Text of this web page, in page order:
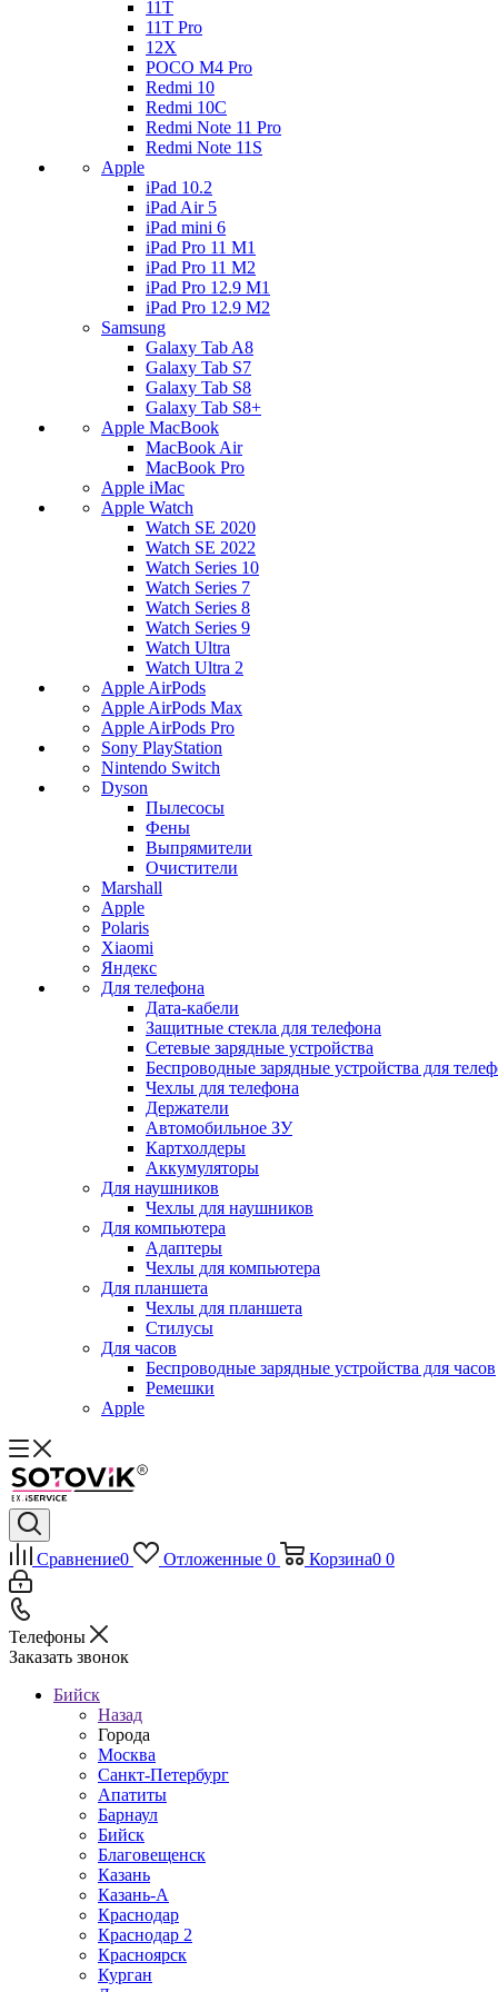
11T
11T Pro
12X
POCO M4 Pro
Redmi 10
Redmi 10C
Redmi Note 11 Pro
Redmi Note 11S
Apple
iPad 10.2
iPad Air 5
iPad mini 6
iPad Pro 11 M1
iPad Pro 11 M2
iPad Pro 12.9 M1
iPad Pro 12.9 M2
Samsung
Galaxy Tab A8
Galaxy Tab S7
Galaxy Tab S8
Galaxy Tab S8+
Apple MacBook
MacBook Air
MacBook Pro
Apple iMac
Apple Watch
Watch SE 2020
Watch SE 2022
Watch Series 10
Watch Series 7
Watch Series 8
Watch Series 9
Watch Ultra
Watch Ultra 2
Apple AirPods
Apple AirPods Max
Apple AirPods Pro
Sony PlayStation
Nintendo Switch
Dyson
Пылесосы
Фены
Выпрямители
Очистители
Marshall
Apple
Polaris
Xiaomi
Яндекс
Для телефона
Дата-кабели
Защитные стекла для телефона
Сетевые зарядные устройства
Беспроводные зарядные устройства для
Чехлы для телефона
Держатели
Автомобильное ЗУ
Картхолдеры
Аккумуляторы
Для наушников
Чехлы для наушников
Для компьютера
Адаптеры
Чехлы для компьютера
Для планшета
Чехлы для планшета
Стилусы
Для часов
Беспроводные зарядные устройства для часов
Ремешки
Apple
Сравнение0 Отложенные 0 Корзина0 0
Телефоны
Заказать звонок
Бийск
Назад
Города
Москва
Санкт-Петербург
Апатиты
Барнаул
Бийск
Благовещенск
Казань
Казань-А
Краснодар
Краснодар 2
Красноярск
Курган